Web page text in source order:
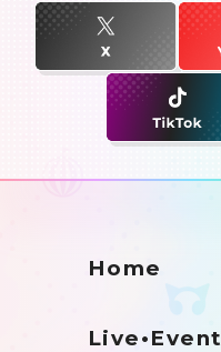
Home
Live•Event